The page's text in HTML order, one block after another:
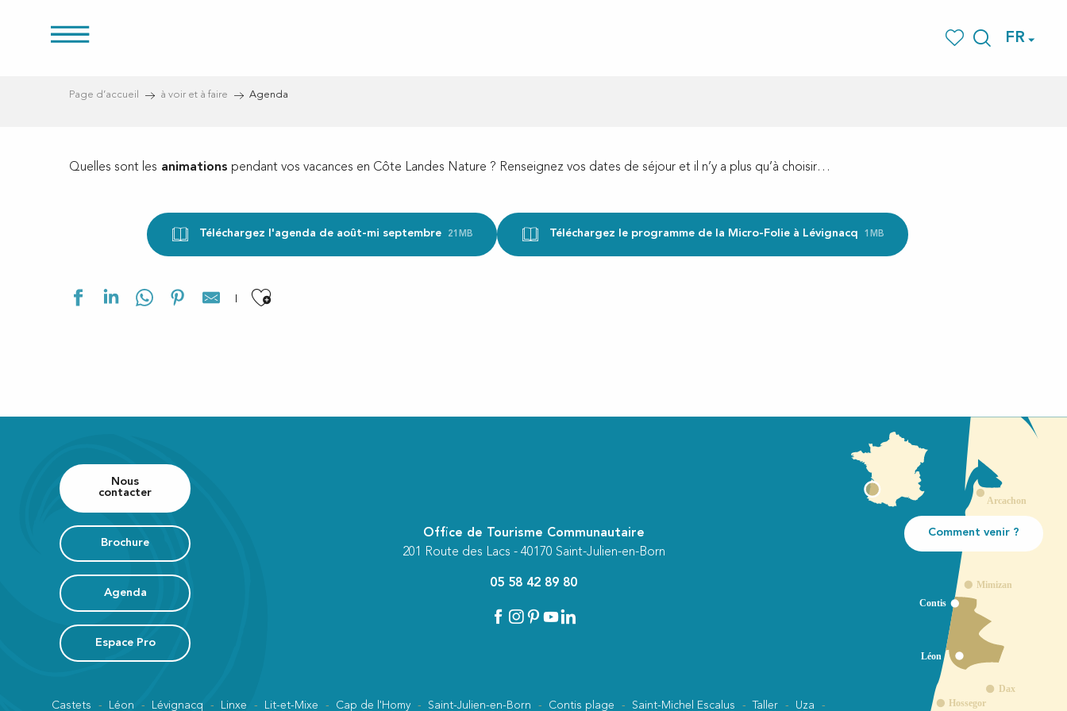
FR
Page d’accueil à voir et à faire Agenda
Quelles sont les animations pendant vos vacances en Côte Landes Nature ? Renseignez vos dates de séjour et il n’y a plus qu’à choisir…
Téléchargez l'agenda de août-mi septembre 21MB Téléchargez le programme de la Micro-Folie à Lévignacq 1MB
Ajouter aux favoris
Marché saisonnier
Yoga sur la plage
Saint-Julien en Fête
Concours de pétanque
Marché traditionnel
Exposition 100% Art
Exposition "Chaque minute compte" d'Anne Desplantez
Festival BD & Manga
Nous
contacter
Brochure
Agenda
Espace Pro
Office de Tourisme Communautaire
201 Route des Lacs - 40170 Saint-Julien-en-Born
05 58 42 89 80
Comment venir ?
Castets Léon Lévignacq Linxe Lit-et-Mixe Cap de l'Homy Saint-Julien-en-Born Contis plage Saint-Michel Escalus Taller Uza